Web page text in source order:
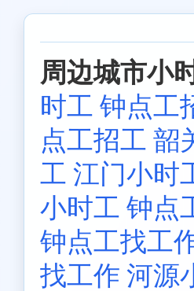
周边城市小
时工 钟点工
点工招工 韶
工 江门小时
小时工 钟点
钟点工找工
找工作 河源